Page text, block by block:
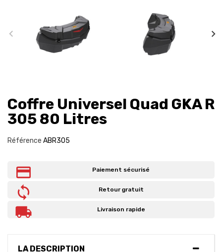
Coffre Universel Quad GKA R
305 80 Litres
Référence ABR305
Paiement sécurisé
Retour gratuit
Livraison rapide
LA DESCRIPTION